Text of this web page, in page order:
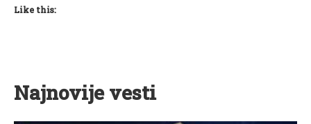
Like this:
Najnovije vesti